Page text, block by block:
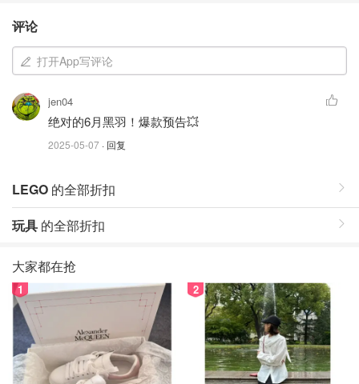
评论
打开App写评论
jen04
绝对的6月黑羽！爆款预告💥
2025-05-07 · 回复
LEGO 的全部折扣
玩具 的全部折扣
大家都在抢
1 2